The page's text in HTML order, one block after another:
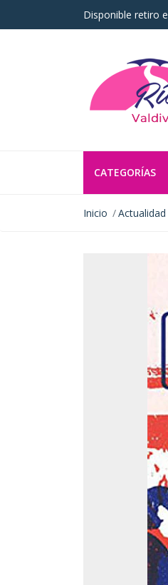
Disponible retiro
CATEGORÍAS
Inicio Actualidad